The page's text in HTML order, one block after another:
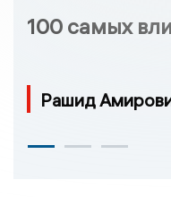
100 самых
Рашид